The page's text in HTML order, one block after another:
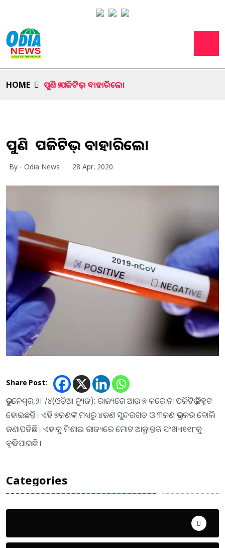
HOME ପୁଣି ୭ ପଜିଟିଭ୍ ବାହାରିଲେ।
ପୁଣି ୭ ପଜିଟିଭ୍ ବାହାରିଲେ।
By - Odia News 28 Apr, 2020
Share Post:
ଭୁବନେଶ୍ୱର,୨୮/୪(ଓଡ଼ିଆ ନ୍ୟୁଜ): ରାଜ୍ୟରେ ଆଉ ୭ କରୋନା ପଜିଟିଭ୍ ଚିହ୍ନଟ
ହୋଇଛନ୍ତି । ଏହି ୭ଜଣଙ୍କ ମଧ୍ୟରୁ ୪ଜଣ ସୁନ୍ଦରଗଡ଼ ଓ ୩ଜଣ ଭଦ୍ରକର ବୋଲି
ଜଣାପଡିଛି । ଏହାକୁ ମିଶାଇ ରାଜ୍ୟରେ ମୋଟ ଆକ୍ରାନ୍ତଙ୍କ ସଂଖ୍ୟା୧୧୮କୁ
ବୃଦ୍ଧିପାଇଛି ।
Categories